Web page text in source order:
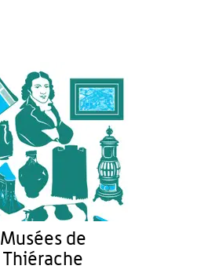
Musées de
Thiérache